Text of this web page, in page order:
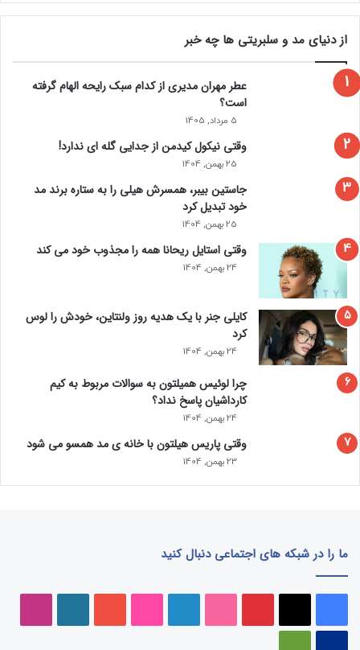
از دنیای مد و سلبریتی ها چه خبر
عطر مهران مدیری از کدام سبک رایحه الهام گرفته
است؟
5 مرداد, 1405
وقتی نیکول کیدمن از جدایی گله ای ندارد!
25 بهمن, 1404
جاستین بیبر، همسرش هیلی را به ستاره برند مد
خود تبدیل کرد
25 بهمن, 1404
وقتی استایل ریحانا همه را مجذوب خود می‌ کند
24 بهمن, 1404
کایلی جنر با یک هدیه روز ولنتاین، خودش را لوس
کرد
24 بهمن, 1404
چرا لوئیس همیلتون به سوالات مربوط به کیم
کارداشیان پاسخ نداد؟
24 بهمن, 1404
وقتی پاریس هیلتون با خانه‌ ی مد همسو می شود
23 بهمن, 1404
ما را در شبکه های اجتماعی دنبال کنید